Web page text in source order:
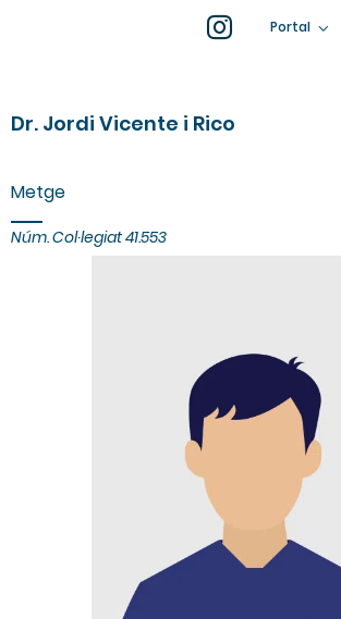
Portal
Dr. Jordi Vicente i Rico
Metge
Núm. Col·legiat41.553